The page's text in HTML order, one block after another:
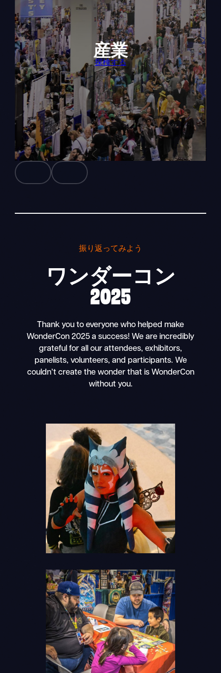
産業
探検する
振り返ってみよう
ワンダーコン
2025
Thank you to everyone who helped make
WonderCon 2025 a success! We are incredibly
grateful for all our attendees, exhibitors,
panelists, volunteers, and participants. We
couldn’t create the wonder that is WonderCon
without you.